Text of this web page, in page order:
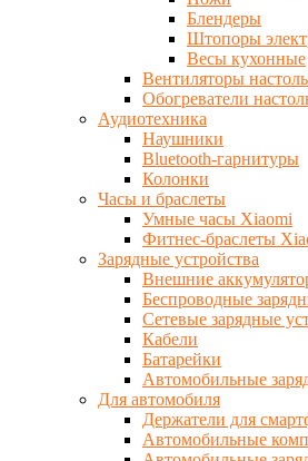
Блендеры
Штопоры
Весы кухонные
Вентиляторы
Обогреватели
Аудиотехника
Наушники
Bluetooth-гарнитуры
Колонки
Часы и браслеты
Умные часы Xiaomi
Фитнес-браслеты
Зарядные устройства
Внешние
Беспроводные
Сетевые зарядные
Кабели
Батарейки
Автомобильные
Для автомобиля
Держатели для
Автомобильные